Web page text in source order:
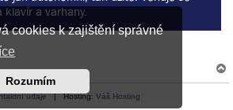
cookies k zajištění správné
Rozumím
klavír a varhany.
údaje | Hosting: Váš Hosting